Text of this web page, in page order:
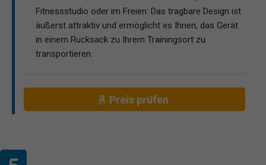
Fitnessstudio oder im Freien: Das tragbare Design ist
äußerst attraktiv und ermöglicht es Ihnen, das Gerät
in einem Rucksack zu Ihrem Trainingsort zu
transportieren.
Preis prüfen